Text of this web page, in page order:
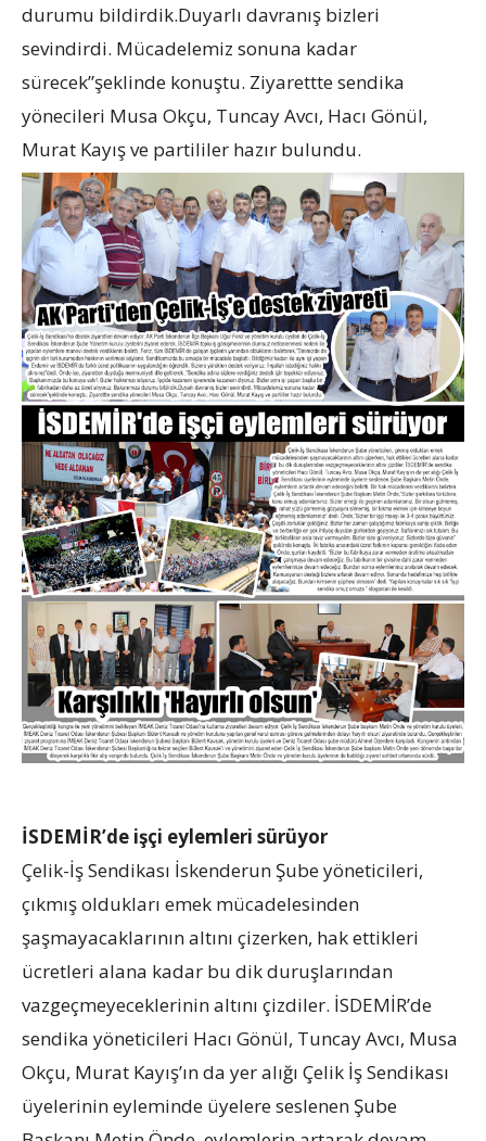
durumu bildirdik.Duyarlı davranış bizleri
sevindirdi. Mücadelemiz sonuna kadar
sürecek”şeklinde konuştu. Ziyarettte sendika
yönecileri Musa Okçu, Tuncay Avcı, Hacı Gönül,
Murat Kayış ve partililer hazır bulundu.
İSDEMİR’de işçi eylemleri sürüyor
Çelik-İş Sendikası İskenderun Şube yöneticileri,
çıkmış oldukları emek mücadelesinden
şaşmayacaklarının altını çizerken, hak ettikleri
ücretleri alana kadar bu dik duruşlarından
vazgeçmeyeceklerinin altını çizdiler. İSDEMİR’de
sendika yöneticileri Hacı Gönül, Tuncay Avcı, Musa
Okçu, Murat Kayış’ın da yer alığı Çelik İş Sendikası
üyelerinin eyleminde üyelere seslenen Şube